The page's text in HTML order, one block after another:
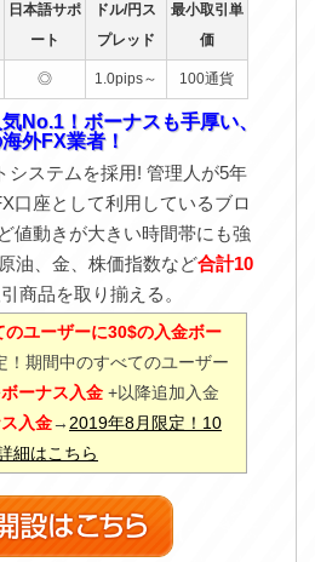
日本語サポ
ート
ドル/円ス
プレッド
最小取引単
価
◎ 1.0pips～ 100通貨
No.1！ボーナスも手厚い、
外FX業者！
システムを採用! 管理人が5年
口座として利用しているブロ
値動きが大きい時間帯にも強
油、金、株価指数など合計10
商品を取り揃える。
のユーザーに30$の入金ボー
！期間中のすべてのユーザー
ーナス入金 +以降追加入金
入金→ 2019年8月限定！10
細はこちら